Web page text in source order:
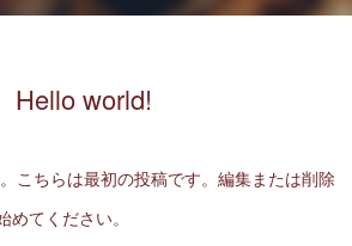
Hello wo r l d !
こちらは最初の投稿です。編集または削除
てく だ さ い 。